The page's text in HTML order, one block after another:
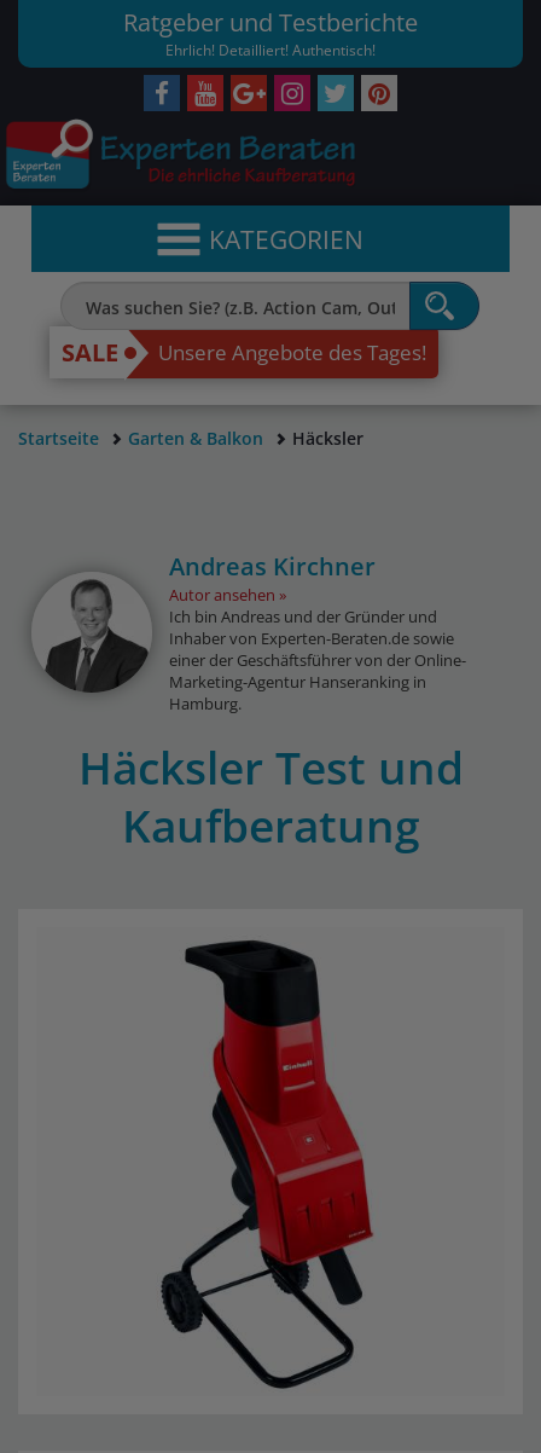
Ratgeber und Testberichte
Ehrlich! Detailliert! Authentisch!
KATEGORIEN
SALE Unsere Angebote des Tages!
Startseite Garten & Balkon Häcksler
Andreas Kirchner
Autor ansehen
Ich bin Andreas und der Gründer und
Inhaber von Experten-Beraten.de sowie
einer der Geschäftsführer von der Online-
Marketing-Agentur Hanseranking in
Hamburg.
Häcksler Test und
Kaufberatung